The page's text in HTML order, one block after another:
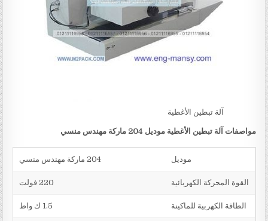
آلة تبطين الأغطية
مواصفات آلة تبطين الأغطيةموديل 204 ماركة مهندس منسي
موديل 204 ماركة مهندس منسي
القوة المحركة الكهربائية 220 فولت
الطاقة الكهربية للماكينة 1.5 ك واط